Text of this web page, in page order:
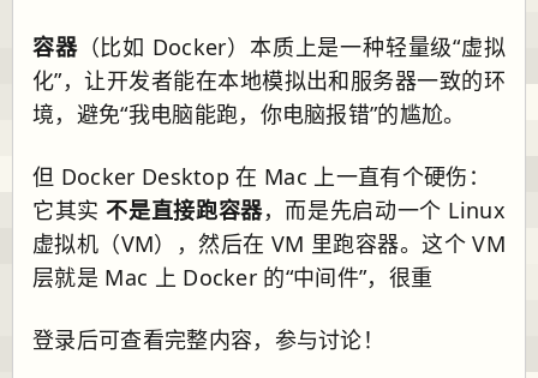
容器（比如 Docker）本质上是一种轻量级“虚拟
化”，让开发者能在本地模拟出和服务器一致的环
境，避免“我电脑能跑，你电脑报错”的尴尬。
但 Docker Desktop 在 Mac 上一直有个硬伤：
它其实不是直接跑容器，而是先启动一个 Linux
虚拟机（VM），然后在 VM 里跑容器。这个 VM
层就是 Mac 上 Docker 的“中间件”，很重
登录后可查看完整内容，参与讨论！